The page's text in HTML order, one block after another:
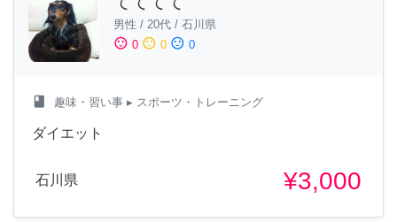
男性 / 20代 / 石川県
sentiment_satisfied 0 sentiment_neutral 0 sentiment_dissatisfied 0
class 趣味・習い事 ▸ スポーツ・トレーニング
ダイエット
石川県 ¥3,000